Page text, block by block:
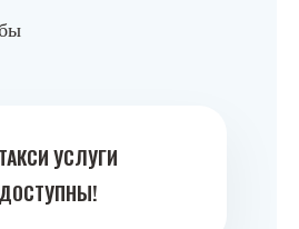
ТАКСИ УСЛУГИ
ДОСТУПНЫ!